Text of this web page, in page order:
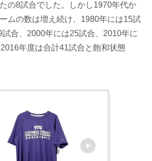
の8試合でした。しかし1970年代か
ムの数は増え続け、1980年には15試
合、2000年には25試合、2010年に
年度は合計41試合と飽和状態